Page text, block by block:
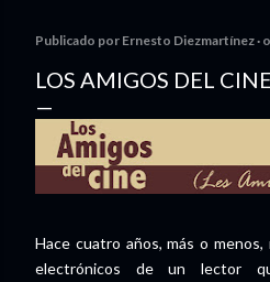
Publicado por Ernesto Diezmartínez
LOS AMIGOS DEL CINE
Hace cuatro años, más o
electrónicos de un lector